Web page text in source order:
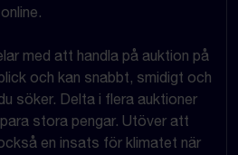
med att handla på auktion på
och kan snabbt, smidigt och
söker. Delta i flera auktioner
stora pengar. Utöver att
en insats för klimatet när